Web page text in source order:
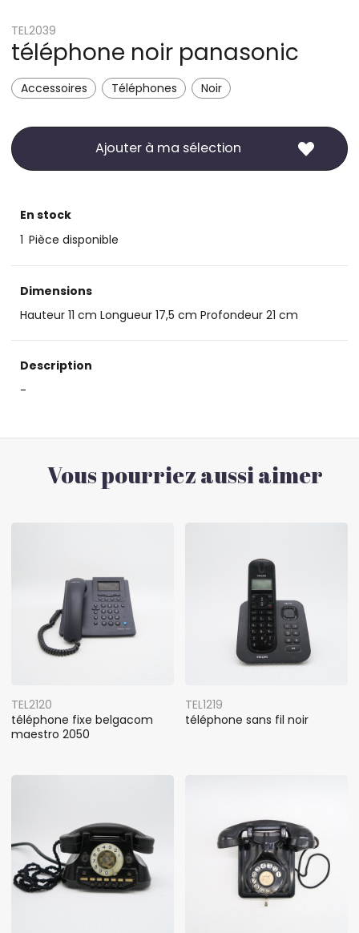
TEL2039
téléphone noir panasonic
Accessoires Téléphones Noir
Ajouter à ma sélection
En stock
1 Pièce disponible
Dimensions
Hauteur 11 cm Longueur 17,5 cm Profondeur 21 cm
Description
-
Vous pourriez aussi aimer
TEL2120
téléphone fixe belgacom
maestro 2050
TEL1219
téléphone sans fil noir